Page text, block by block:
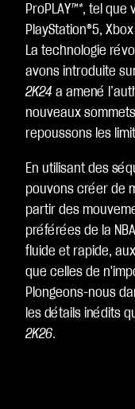
P
l
y
nt
sur
Jo
uer
,
vo
us
ac
ce
ProPLAY™*, tel que
PlayStation®5,
La technologie
avons introduite
2K24 a amené
nouveaux
repoussons les
En utilisant des
pouvons créer de
partir des
préférées de la
fluide et rapide,
que celles de
Plongeons-nous
les détails inédits
2K26.